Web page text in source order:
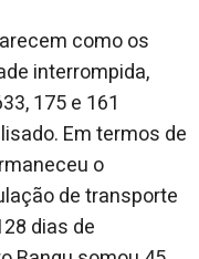
como os
interrompida,
175 e 161
Em termos de
o
de transporte
dias de